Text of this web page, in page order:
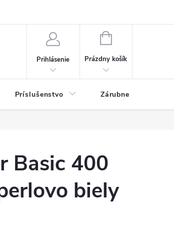
Prihlásenie
NÁKUPNÝ KOŠÍK
Prázdny košík
Príslušenstvo Zárubne
Basic 400
biely